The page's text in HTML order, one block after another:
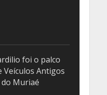
foi o palco
Veículos Antigos
Muriaé